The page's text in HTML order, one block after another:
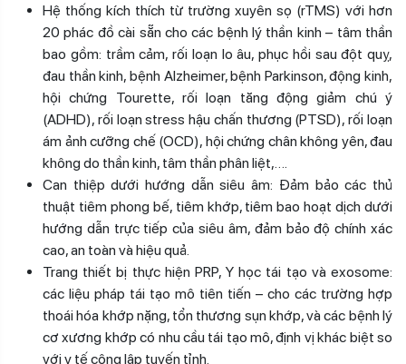
Hệ thống kích thích từ trường xuyên sọ (rTMS) với hơn
20 phác đồ cài sẵn cho các bệnh lý thần kinh – tâm thần
bao gồm: trầm cảm, rối loạn lo âu, phục hồi sau đột quỵ,
đau thần kinh, bệnh Alzheimer, bệnh Parkinson, động kinh,
hội chứng Tourette, rối loạn tăng động giảm chú ý
(ADHD), rối loạn stress hậu chấn thương (PTSD), rối loạn
ám ảnh cưỡng chế (OCD), hội chứng chân không yên, đau
không do thần kinh, tâm thần phân liệt,….
Can thiệp dưới hướng dẫn siêu âm: Đảm bảo các thủ
thuật tiêm phong bế, tiêm khớp, tiêm bao hoạt dịch dưới
hướng dẫn trực tiếp của siêu âm, đảm bảo độ chính xác
cao, an toàn và hiệu quả.
Trang thiết bị thực hiện PRP, Y học tái tạo và exosome:
các liệu pháp tái tạo mô tiên tiến – cho các trường hợp
thoái hóa khớp nặng, tổn thương sụn khớp, và các bệnh lý
cơ xương khớp có nhu cầu tái tạo mô, định vị khác biệt so
với y tế công lập tuyến tỉnh.